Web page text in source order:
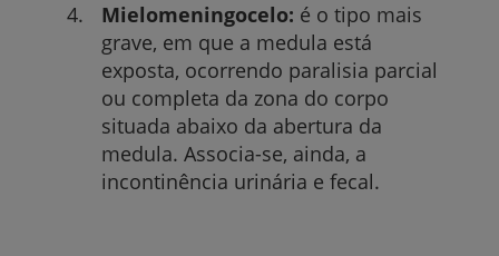
Mielomeningocelo: é o tipo mais
grave, em que a medula está
exposta, ocorrendo paralisia parcial
ou completa da zona do corpo
situada abaixo da abertura da
medula. Associa-se, ainda, a
incontinência urinária e fecal.